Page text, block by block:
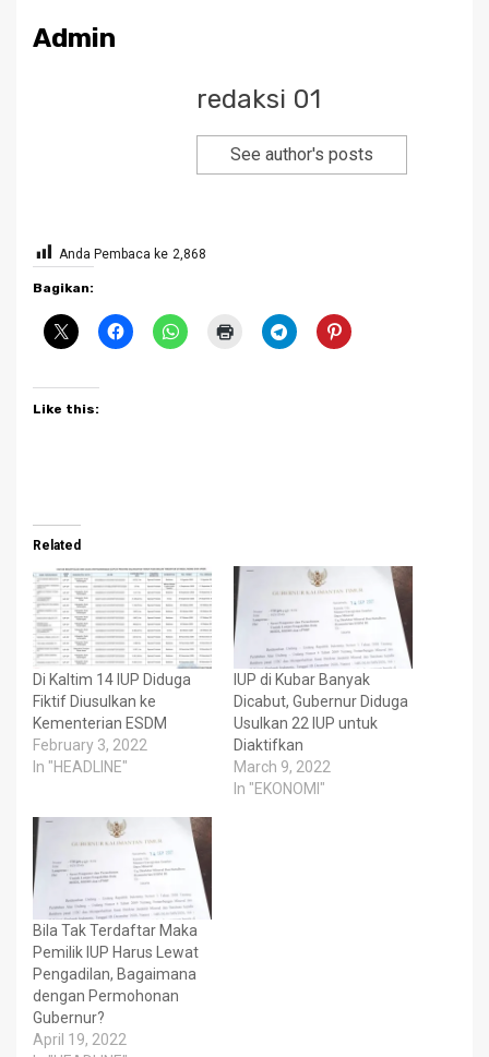
Admin
redaksi 01
See author's posts
Anda Pembaca ke 2,868
Bagikan:
Like this:
Related
Di Kaltim 14 IUP Diduga
Fiktif Diusulkan ke
Kementerian ESDM
February 3, 2022
In "HEADLINE"
IUP di Kubar Banyak
Dicabut, Gubernur Diduga
Usulkan 22 IUP untuk
Diaktifkan
March 9, 2022
In "EKONOMI"
Bila Tak Terdaftar Maka
Pemilik IUP Harus Lewat
Pengadilan, Bagaimana
dengan Permohonan
Gubernur?
April 19, 2022